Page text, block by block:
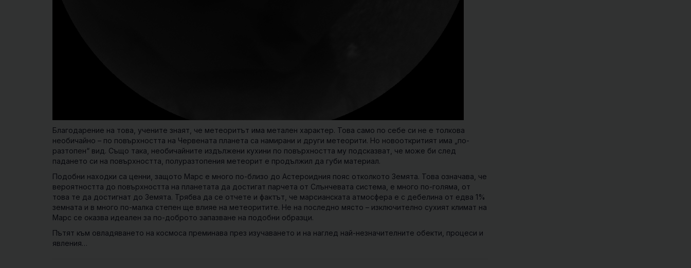
Благодарение на това, учените знаят, че метеоритът има метален характер. Това само по себе си не е толкова
необичайно – по повърхността на Червената планета са намирани и други метеорити. Но новооткритият има „по-
разтопен“ вид. Също така, необичайните издължени кухини по повърхността му подсказват, че може би след
падането си на повърхността, полуразтопения метеорит е продължил да губи материал.
Подобни находки са ценни, защото Марс е много по-близо до Астероидния пояс отколкото Земята. Това означава, че
вероятността до повърхността на планетата да достигат парчета от Слънчевата система, е много по-голяма, от
това те да достигнат до Земята. Трябва да се отчете и фактът, че марсианската атмосфера е с дебелина от едва 1%
земната и в много по-малка степен ще влияе на метеоритите. Не на последно място – изключително сухият климат на
Марс се оказва идеален за по-доброто запазване на подобни образци.
Пътят към овладяването на космоса преминава през изучаването и на наглед най-незначителните обекти, процеси и
явления…